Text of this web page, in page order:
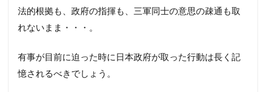
法的根拠も、政府の指揮も、三軍同士の意思の疎通も取
れないまま・・・。
有事が目前に迫った時に日本政府が取った行動は長く記
憶されるべきでしょう。